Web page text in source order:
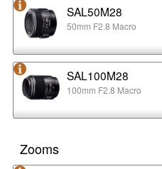
SAL50M28
50mm F2.8 Macro
SAL100M28
100mm F2.8 Macro
Zooms